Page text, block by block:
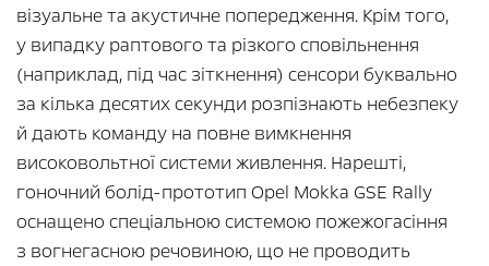
візуальне та акустичне попередження. Крім того,
у випадку раптового та різкого сповільнення
(наприклад, під час зіткнення) сенсори буквально
за кілька десятих секунди розпізнають небезпеку
й дають команду на повне вимкнення
високовольтної системи живлення. Нарешті,
гоночний болід-прототип Opel Mokka GSE Rally
оснащено спеціальною системою пожежогасіння
з вогнегасною речовиною, що не проводить